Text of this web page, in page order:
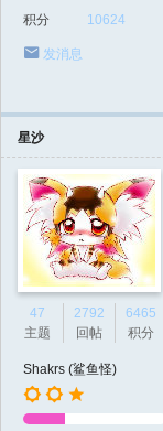
积分 10624
发消息
星沙
47
主题
2792
回帖
6465
积分
Shakrs (鲨鱼怪)